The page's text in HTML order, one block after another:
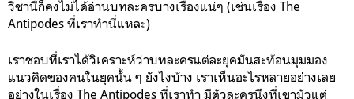
วิชานี้ก็คงไม่ได้อ่านบทละครบางเรื่องแน่ๆ (เช่นเรื่อง The
Antipodes ที่เราทำนี่แหละ)
เราชอบที่เราได้วิเคราะห์ว่าบทละครแต่ละยุคมันสะท้อนมุมมอง
แนวคิดของคนในยุคนั้น ๆ ยังไงบ้าง เราเห็นอะไรหลายอย่างเลย
อย่างในเรื่อง The Antipodes ที่เราทำ มีตัวละครนึงที่เขามัวแต่